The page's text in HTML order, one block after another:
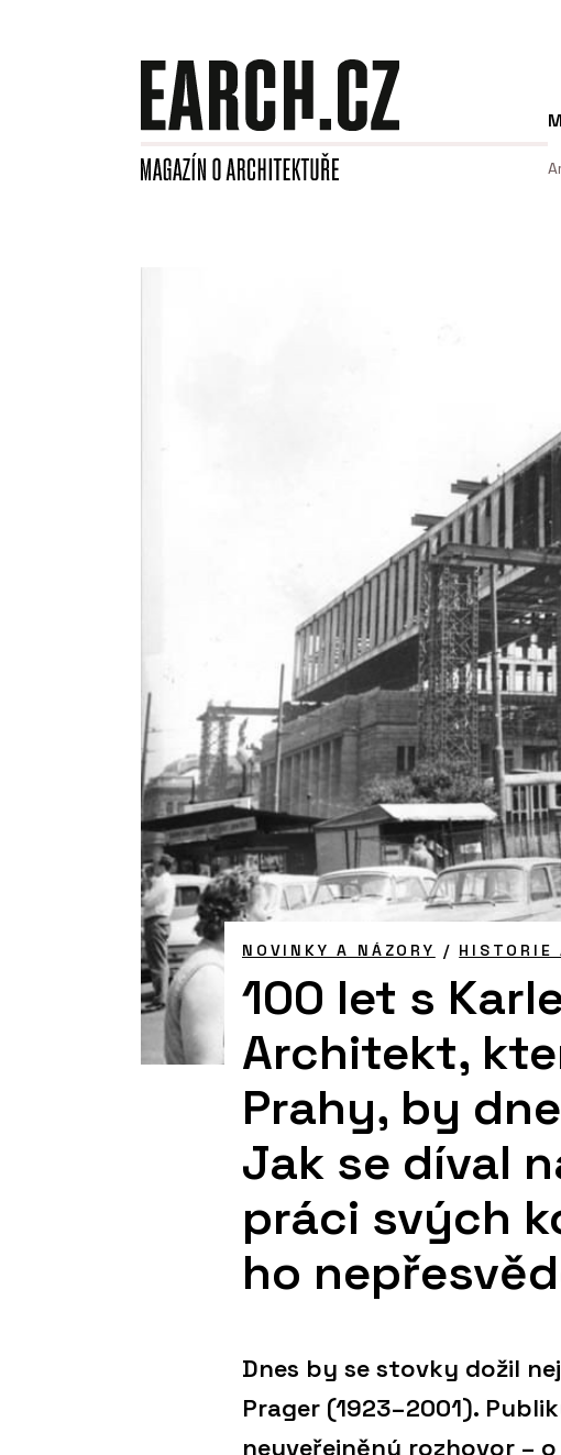
NOVINKY A NÁZORY / HISTORIE
100 let s
Architekt,
Prahy, by
Jak se díval
práci svých
ho
Dnes by se stovky dožil
Prager (1923–2001).
neuveřejněný rozhovor –